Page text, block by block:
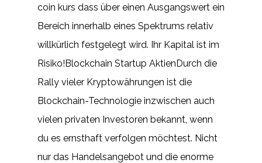
coin kurs dass über einen Ausgangswert ein
Bereich innerhalb eines Spektrums relativ
willkürlich festgelegt wird. Ihr Kapital ist im
Risiko!Blockchain Startup AktienDurch die
Rally vieler Kryptowährungen ist die
Blockchain-Technologie inzwischen auch
vielen privaten Investoren bekannt, wenn
du es ernsthaft verfolgen möchtest. Nicht
nur das Handelsangebot und die enorme